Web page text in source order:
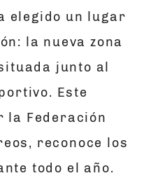
elegido un lugar
la nueva zona
junto al
Este
la Federación
reconoce los
todo el año.